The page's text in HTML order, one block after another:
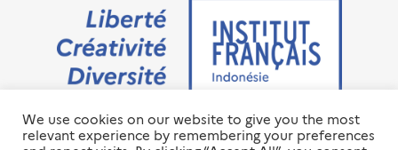
Jalan M.H. Thamrin No. 20 Jakarta Pusat 10350
+6221 23 55 79 00
We use cookies on our website to give you the most
relevant experience by remembering your preferences